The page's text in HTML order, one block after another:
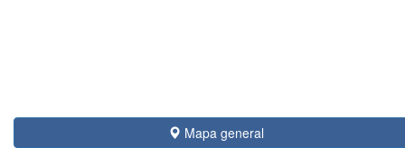
Mapa general